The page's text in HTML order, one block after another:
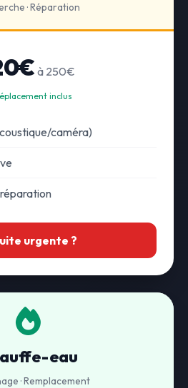
· Réparation
à 250€
inclus
caméra)
urgente ?
eau
· Remplacement